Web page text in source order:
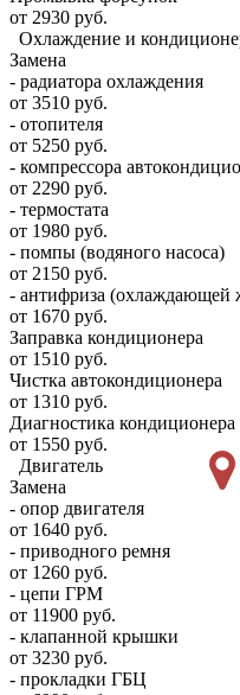
от 2930 руб.
Охлаждение и
Замена
- радиатора охлаждения
от 3510 руб.
- отопителя
от 5250 руб.
- компрессора
от 2290 руб.
- термостата
от 1980 руб.
- помпы (водяного насоса)
от 2150 руб.
- антифриза (охлаждающей
от 1670 руб.
Заправка кондиционера
от 1510 руб.
Чистка автокондиционера
от 1310 руб.
Диагностика кондиционера
от 1550 руб.
Двигатель
Замена
- опор двигателя
от 1640 руб.
- приводного ремня
от 1260 руб.
- цепи ГРМ
от 11900 руб.
- клапанной крышки
от 3230 руб.
- прокладки ГБЦ